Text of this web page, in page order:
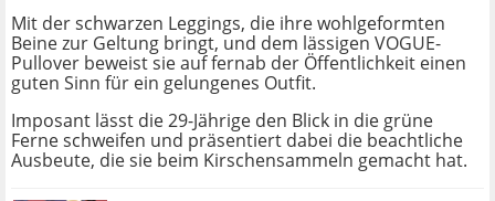
Mit der schwarzen Leggings, die ihre wohlgeformten
Beine zur Geltung bringt, und dem lässigen VOGUE-
Pullover beweist sie auf fernab der Öffentlichkeit einen
guten Sinn für ein gelungenes Outfit.
Imposant lässt die 29-Jährige den Blick in die grüne
Ferne schweifen und präsentiert dabei die beachtliche
Ausbeute, die sie beim Kirschensammeln gemacht hat.